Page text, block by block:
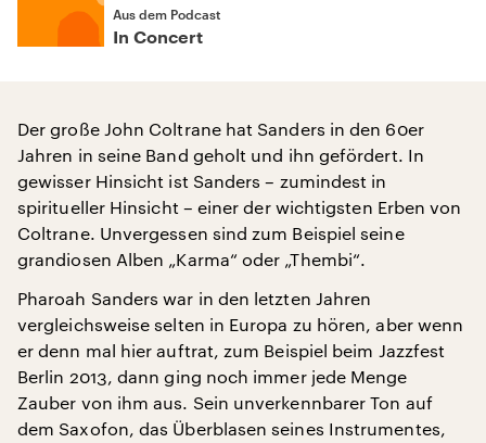
Aus dem Podcast
In Concert
Der große John Coltrane hat Sanders in den 60er
Jahren in seine Band geholt und ihn gefördert. In
gewisser Hinsicht ist Sanders – zumindest in
spiritueller Hinsicht – einer der wichtigsten Erben von
Coltrane. Unvergessen sind zum Beispiel seine
grandiosen Alben „Karma“ oder „Thembi“.
Pharoah Sanders war in den letzten Jahren
vergleichsweise selten in Europa zu hören, aber wenn
er denn mal hier auftrat, zum Beispiel beim Jazzfest
Berlin 2013, dann ging noch immer jede Menge
Zauber von ihm aus. Sein unverkennbarer Ton auf
dem Saxofon, das Überblasen seines Instrumentes,